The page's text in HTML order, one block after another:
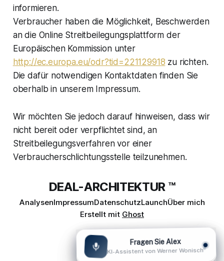
informieren.
Verbraucher haben die Möglichkeit, Beschwerden
an die Online Streitbeilegungsplattform der
Europäischen Kommission unter
http://ec.europa.eu/odr?tid=221129918 zu richten.
Die dafür notwendigen Kontaktdaten finden Sie
oberhalb in unserem Impressum.
Wir möchten Sie jedoch darauf hinweisen, dass wir
nicht bereit oder verpflichtet sind, an
Streitbeilegungsverfahren vor einer
Verbraucherschlichtungsstelle teilzunehmen.
DEAL-ARCHITEKTUR ™
AnalysenImpressumDatenschutzLaunchÜber mich
Erstellt mit Ghost